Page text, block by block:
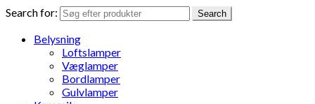
Search for: Search
Belysning
Loftslamper
Væglamper
Bordlamper
Gulvlamper